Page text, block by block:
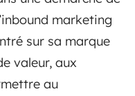
marketing
sur sa marque
valeur, aux
au